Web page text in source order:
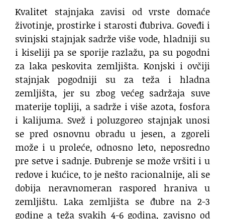
Kvalitet stajnjaka zavisi od vrste domaće
životinje, prostirke i starosti đubriva. Goveđi i
svinjski stajnjak sadrže više vode, hladniji su
i kiseliji pa se sporije razlažu, pa su pogodni
za laka peskovita zemljišta. Konjski i ovčiji
stajnjak pogodniji su za teža i hladna
zemljišta, jer su zbog većeg sadržaja suve
materije topliji, a sadrže i više azota, fosfora
i kalijuma. Svež i poluzgoreo stajnjak unosi
se pred osnovnu obradu u jesen, a zgoreli
može i u proleće, odnosno leto, neposredno
pre setve i sadnje. Đubrenje se može vršiti i u
redove i kućice, to je nešto racionalnije, ali se
dobija neravnomeran raspored hraniva u
zemljištu. Laka zemljišta se đubre na 2-3
godine a teža svakih 4-6 godina, zavisno od